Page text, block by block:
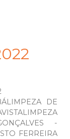
DE
-
FERREIRA